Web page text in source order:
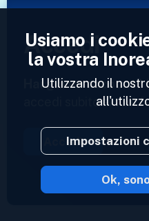
Accedi
Hai già un account?
accedi subito ai tuoi
Accedi
2023 ©
Usiamo i
la vostra
Utilizzando il
Impostazioni
Ok,